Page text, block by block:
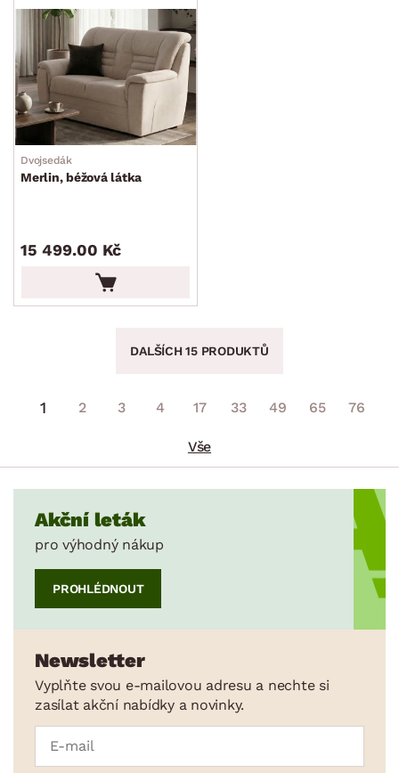
Dvojsedák
Merlin, béžová látka
15 499.00 Kč
DALŠÍCH 15 PRODUKTŮ
1 2 3 4 17 33 49 65 76
Vše
Akční leták
pro výhodný nákup
PROHLÉDNOUT
Newsletter
Vyplňte svou e-mailovou adresu a nechte si
zasílat akční nabídky a novinky.